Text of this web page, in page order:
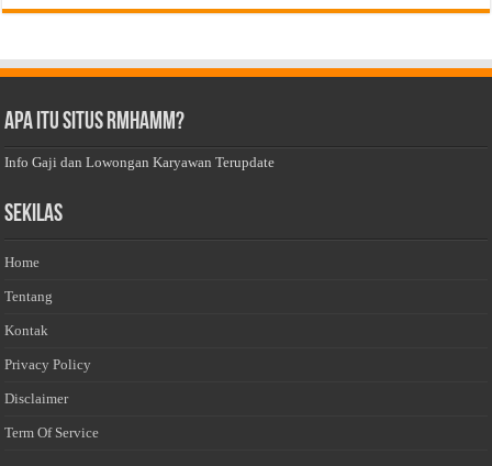
Apa Itu Situs Rmhamm?
Info Gaji dan Lowongan Karyawan Terupdate
Sekilas
Home
Tentang
Kontak
Privacy Policy
Disclaimer
Term Of Service